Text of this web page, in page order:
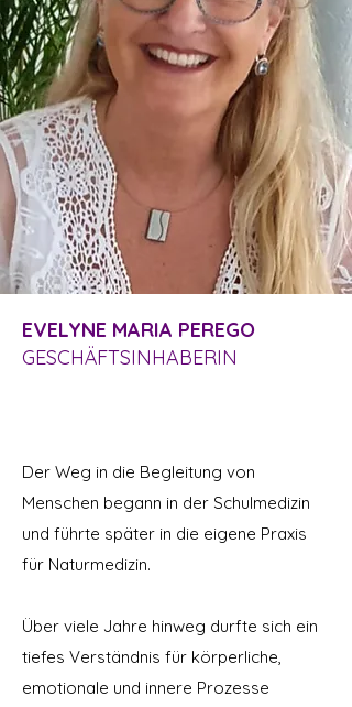
EVELYNE MARIA PEREGO
GESCHÄFTSINHABERIN
Der Weg in die Begleitung von
Menschen begann in der Schulmedizin
und führte später in die eigene Praxis
für Naturmedizin.
Über viele Jahre hinweg durfte sich ein
tiefes Verständnis für körperliche,
emotionale und innere Prozesse